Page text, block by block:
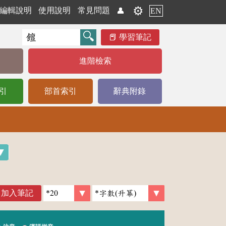
編輯說明 使用說明 常見問題 👤 ⚙️ EN
學習筆記
進階檢索
部首索引 辭典附錄
加入筆記